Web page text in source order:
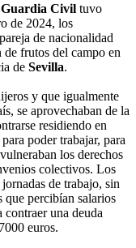
Guardia Civil tuvo
de 2024, los
de nacionalidad
de frutos del campo en
de Sevilla.
y que igualmente
se aprovechaban de la
residiendo en
poder trabajar, para
los derechos
colectivos. Los
de trabajo, sin
que percibían salarios
una deuda
euros.